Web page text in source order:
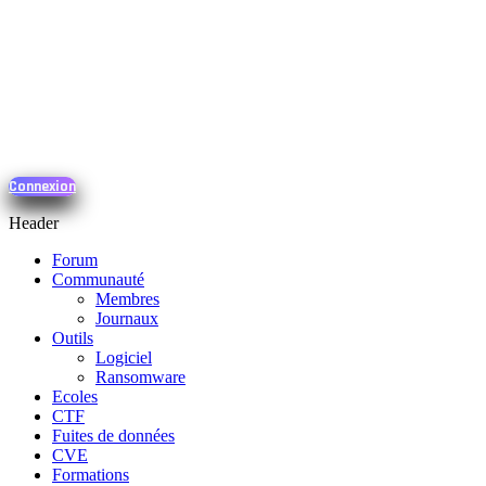
Connexion
Header
Forum
Communauté
Membres
Journaux
Outils
Logiciel
Ransomware
Ecoles
CTF
Fuites de données
CVE
Formations